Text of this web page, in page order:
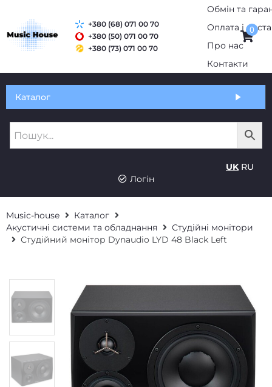
Обмін та гарантія
Про нас
+380 (50) 071 00 70
+380 (73) 071 00 70
0
RU
Логін
Акустичні системи та обладнання
Студійні монітори
Студійний монітор Dynaudio LYD 48 Black Left